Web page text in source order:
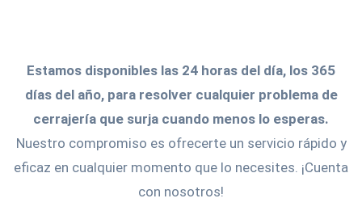
Estamos disponibles las 24 horas del día, los 365
días del año, para resolver cualquier problema de
cerrajería que surja cuando menos lo esperas.
Nuestro compromiso es ofrecerte un servicio rápido y
eficaz en cualquier momento que lo necesites. ¡Cuenta
con nosotros!